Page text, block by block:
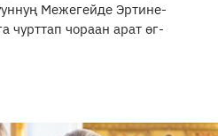
Межегейде Эртине-
чурттап чораан арат өг-